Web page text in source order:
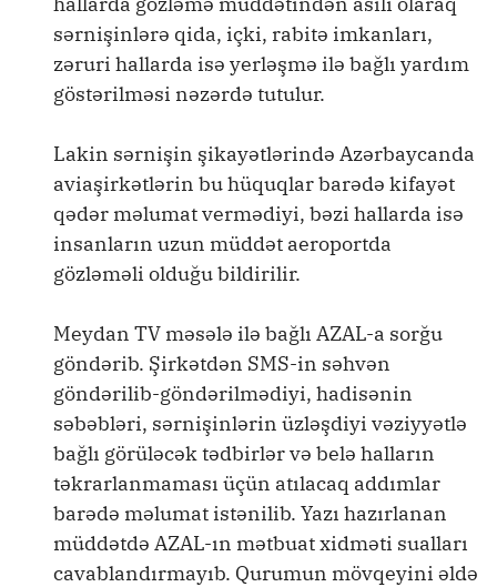
sərnişinlərə qida, içki, rabitə imkanları,
zəruri hallarda isə yerləşmə ilə bağlı yardım
göstərilməsi nəzərdə tutulur.
Lakin sərnişin şikayətlərində Azərbaycanda
aviaşirkətlərin bu hüquqlar barədə kifayət
qədər məlumat vermədiyi, bəzi hallarda isə
insanların uzun müddət aeroportda
gözləməli olduğu bildirilir.
Meydan TV məsələ ilə bağlı AZAL-a sorğu
göndərib. Şirkətdən SMS-in səhvən
göndərilib-göndərilmədiyi, hadisənin
səbəbləri, sərnişinlərin üzləşdiyi vəziyyətlə
bağlı görüləcək tədbirlər və belə halların
təkrarlanmaması üçün atılacaq addımlar
barədə məlumat istənilib. Yazı hazırlanan
müddətdə AZAL-ın mətbuat xidməti sualları
cavablandırmayıb. Qurumun mövqeyini əldə